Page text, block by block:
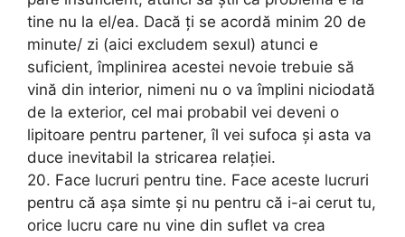
tine nu la el/ea. Dacă ți se acordă minim 20 de
minute/ zi (aici excludem sexul) atunci e
suficient, împlinirea acestei nevoie trebuie să
vină din interior, nimeni nu o va împlini niciodată
de la exterior, cel mai probabil vei deveni o
lipitoare pentru partener, îl vei sufoca și asta va
duce inevitabil la stricarea relației.
20. Face lucruri pentru tine. Face aceste lucruri
pentru că așa simte și nu pentru că i-ai cerut tu,
orice lucru care nu vine din suflet va crea